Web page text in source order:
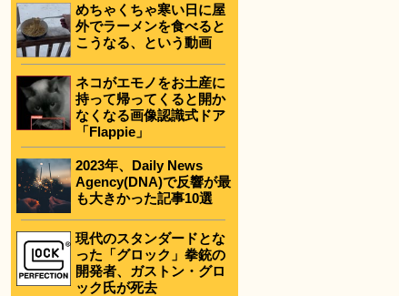
めちゃくちゃ寒い日に屋
外でラーメンを食べると
こうなる、という動画
ネコがエモノをお土産に
持って帰ってくると開か
なくなる画像認識式ドア
「Flappie」
2023年、Daily News
Agency(DNA)で反響が最
も大きかった記事10選
現代のスタンダードとな
った「グロック」拳銃の
開発者、ガストン・グロ
ック氏が死去